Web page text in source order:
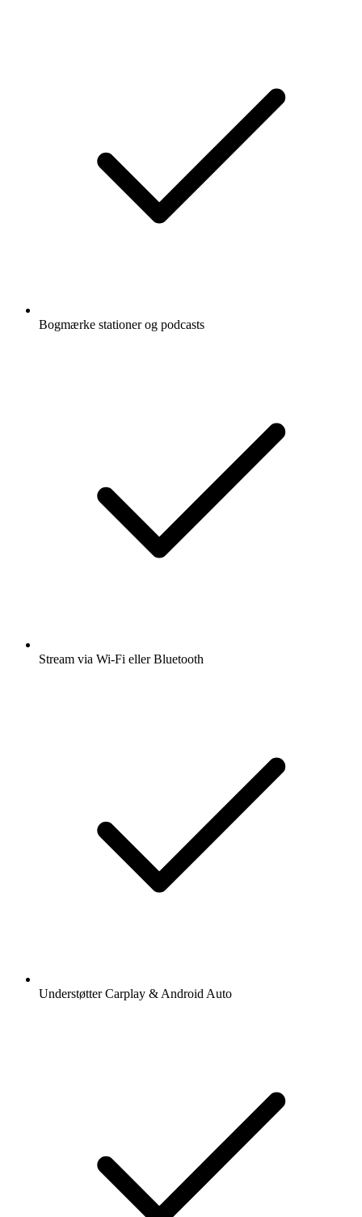
Bogmærke stationer og podcasts
Stream via Wi-Fi eller Bluetooth
Understøtter Carplay & Android Auto